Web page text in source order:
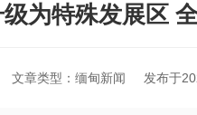
为特殊发展区
文章类型：缅甸新闻 发布于